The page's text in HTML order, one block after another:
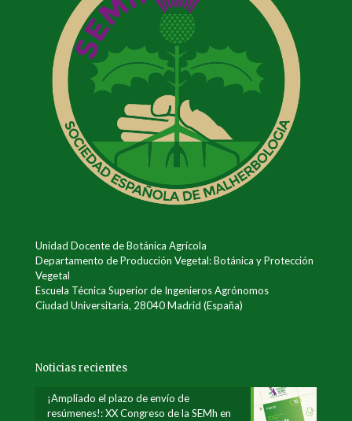
Unidad Docente de Botánica Agrícola
Departamento de Producción Vegetal: Botánica y Protección
Vegetal
Escuela Técnica Superior de Ingenieros Agrónomos
Ciudad Universitaria, 28040 Madrid (España)
Noticias recientes
¡Ampliado el plazo de envío de
resúmenes!: XX Congreso de la SEMh en